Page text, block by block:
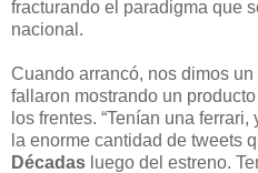
fracturando el paradigma que
nacional.
Cuando arrancó, nos dimos
fallaron mostrando un
los frentes. “Tenían una
la enorme cantidad de tweets
Décadas luego del estreno.